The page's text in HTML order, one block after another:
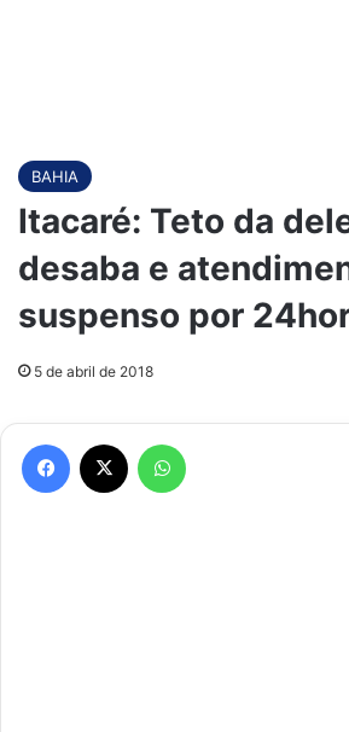
BAHIA
Itacaré: Teto da
desaba e
suspenso por
5 de abril de 2018